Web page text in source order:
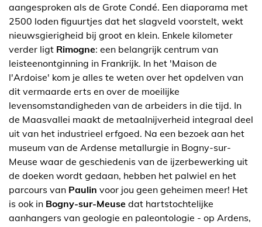
aangesproken als de Grote Condé. Een diaporama met
2500 loden figuurtjes dat het slagveld voorstelt, wekt
nieuwsgierigheid bij groot en klein. Enkele kilometer
verder ligt Rimogne: een belangrijk centrum van
leisteenontginning in Frankrijk. In het 'Maison de
l'Ardoise' kom je alles te weten over het opdelven van
dit vermaarde erts en over de moeilijke
levensomstandigheden van de arbeiders in die tijd. In
de Maasvallei maakt de metaalnijverheid integraal deel
uit van het industrieel erfgoed. Na een bezoek aan het
museum van de Ardense metallurgie in Bogny-sur-
Meuse waar de geschiedenis van de ijzerbewerking uit
de doeken wordt gedaan, hebben het palwiel en het
parcours van Paulin voor jou geen geheimen meer! Het
is ook in Bogny-sur-Meuse dat hartstochtelijke
aanhangers van geologie en paleontologie - op Ardens,